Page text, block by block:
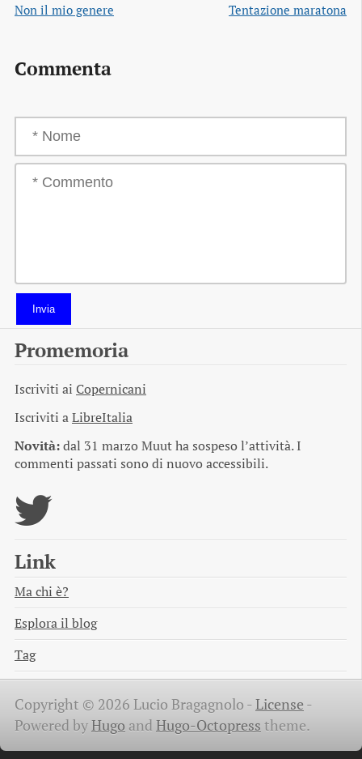
Non il mio genere
Tentazione maratona
Commenta
Invia
Promemoria
Iscriviti ai Copernicani
Iscriviti aLibreItalia
Novità:dal 31 marzo Muut ha sospeso l’attività. I
commenti passati sono di nuovo accessibili.
Link
Ma chi è?
Esplora il blog
Tag
Copyright © 2026 Lucio Bragagnolo -License -
Powered byHugo and Hugo-Octopress theme.